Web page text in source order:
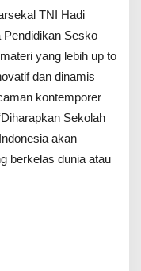
TNI Hadi
Pendidikan Sesko
yang lebih up to
dan dinamis
kontemporer
Sekolah
akan
berkelas dunia atau